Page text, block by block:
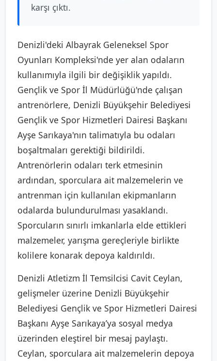
karşı çıktı.
Denizli'deki Albayrak Geleneksel Spor
Oyunları Kompleksi'nde yer alan odaların
kullanımıyla ilgili bir değişiklik yapıldı.
Gençlik ve Spor İl Müdürlüğü'nde çalışan
antrenörlere, Denizli Büyükşehir Belediyesi
Gençlik ve Spor Hizmetleri Dairesi Başkanı
Ayşe Sarıkaya'nın talimatıyla bu odaları
boşaltmaları gerektiği bildirildi.
Antrenörlerin odaları terk etmesinin
ardından, sporculara ait malzemelerin ve
antrenman için kullanılan ekipmanların
odalarda bulundurulması yasaklandı.
Sporcuların sınırlı imkanlarla elde ettikleri
malzemeler, yarışma gereçleriyle birlikte
kolilere konarak depoya kaldırıldı.
Denizli Atletizm İl Temsilcisi Cavit Ceylan,
gelişmeler üzerine Denizli Büyükşehir
Belediyesi Gençlik ve Spor Hizmetleri Dairesi
Başkanı Ayşe Sarıkaya’ya sosyal medya
üzerinden eleştirel bir mesaj paylaştı.
Ceylan, sporculara ait malzemelerin depoya